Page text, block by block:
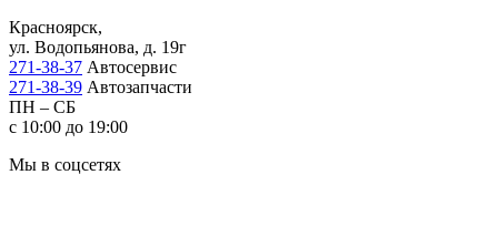
Красноярск,
ул. Водопьянова, д. 19г
271-38-37 Автосервис
271-38-39 Автозапчасти
ПН – СБ
с 10:00 до 19:00
Мы в соцсетях